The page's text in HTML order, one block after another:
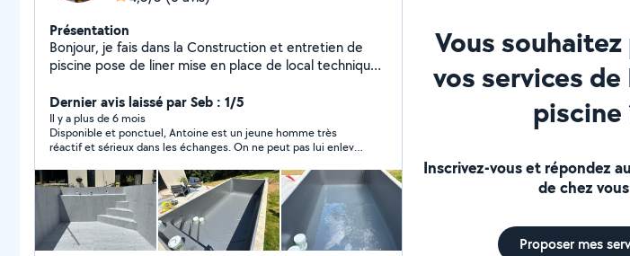
Présentation
Bonjour, je fais dans la Construction et entretien de
piscine pose de liner mise en place de local technique
changements de sable mise hivernage. N'hésitez
Dernier avis laissé par Seb : 1/5
Il y a plus de 6 mois
Disponible et ponctuel, Antoine est un jeune homme très
réactif et sérieux dans les échanges. On ne peut pas lui enlever
il lui en manque malheureusement beaucoup. Une "boulette"
qu'il a pu me réparer parce que je lui ai fourni les pièces, lui a
fait perdre du temps et m'en a fait perdre aussi du coup. Un
problème technique lié au cablage de l'appareil, aurait pu être
résolu plus rapidement avec quelques années de pratique
supplémentaires du métier. Compte tenu des circonstances
Vous
vos services
piscine
Inscrivez-vous et répondez
de chez
Proposer mes